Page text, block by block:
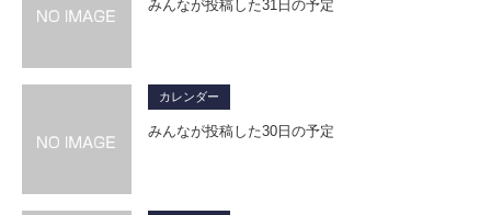
みんなが投稿した31日の予定
カレンダー
みんなが投稿した30日の予定